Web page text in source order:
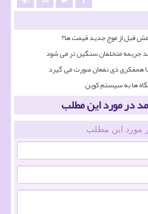
قبل از موج جدید قیمت ها؟
جریمه متخلفان سنگین تر می شود
همفکری ذی نفعان صورت می گیرد
ها به سیستم کوپن
در مورد این مطلب
مورد این مطلب